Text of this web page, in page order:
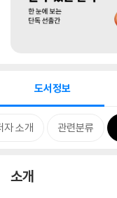
도서정보
자 소개 관련분류
소개